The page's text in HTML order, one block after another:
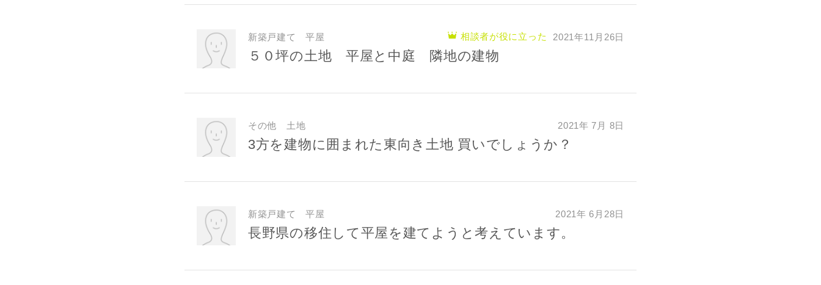
新築戸建て 平屋 2021年11月26日
相談者が役に立った
５０坪の土地 平屋と中庭 隣地の建物
その他 土地 2021年 7月 8日
3方を建物に囲まれた東向き土地 買いでしょうか？
新築戸建て 平屋 2021年 6月28日
長野県の移住して平屋を建てようと考えています。
スのご案内のために利用します。
任、その他の法律上の請求原因の如何を問わず賠償の責任を負わないものとします。
ないものとします。